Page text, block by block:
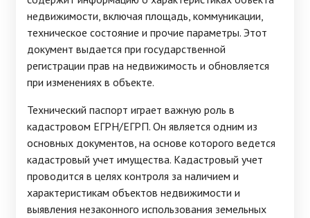
недвижимости, включая площадь, коммуникации,
техническое состояние и прочие параметры. Этот
документ выдается при государственной
регистрации прав на недвижимость и обновляется
при изменениях в объекте.
Технический паспорт играет важную роль в
кадастровом ЕГРН/ЕГРП. Он является одним из
основных документов, на основе которого ведется
кадастровый учет имущества. Кадастровый учет
проводится в целях контроля за наличием и
характеристикам объектов недвижимости и
выявления незаконного использования земельных